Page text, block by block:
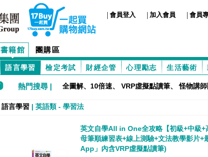
| 會員登入 | 加入會員 | 會員
書籍館 團購區
語言學習 檢定考試 財經企管 心理勵志 生活藝術
熱門搜尋 | 全圖解、10倍速、 VRP虛擬點讀筆、怪物講
語言學習 | 英語類 - 學習法
英文自學All in One全攻略【初級+中級
母筆順練習表+線上測驗+文法教學影片
App」內含VRP虛擬點讀筆)